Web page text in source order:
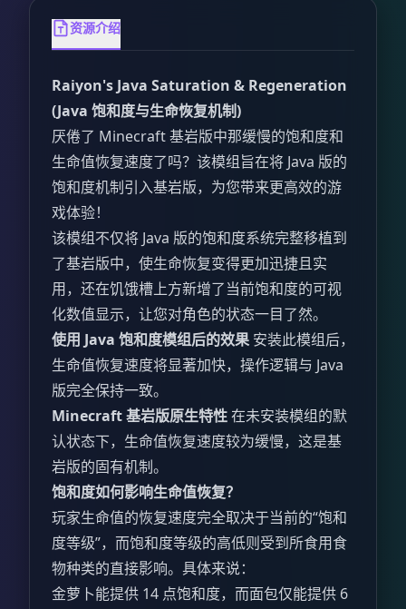
资源介绍
Raiyon's Java Saturation & Regeneration
(Java 饱和度与生命恢复机制)
厌倦了 Minecraft 基岩版中那缓慢的饱和度和
生命值恢复速度了吗？该模组旨在将 Java 版的
饱和度机制引入基岩版，为您带来更高效的游
戏体验！
该模组不仅将 Java 版的饱和度系统完整移植到
了基岩版中，使生命恢复变得更加迅捷且实
用，还在饥饿槽上方新增了当前饱和度的可视
化数值显示，让您对角色的状态一目了然。
使用 Java 饱和度模组后的效果 安装此模组后，
生命值恢复速度将显著加快，操作逻辑与 Java
版完全保持一致。
Minecraft 基岩版原生特性在未安装模组的默
认状态下，生命值恢复速度较为缓慢，这是基
岩版的固有机制。
饱和度如何影响生命值恢复？
玩家生命值的恢复速度完全取决于当前的“饱和
度等级”，而饱和度等级的高低则受到所食用食
物种类的直接影响。具体来说：
金萝卜能提供 14 点饱和度，而面包仅能提供 6